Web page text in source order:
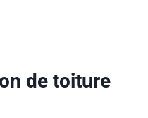
de toiture